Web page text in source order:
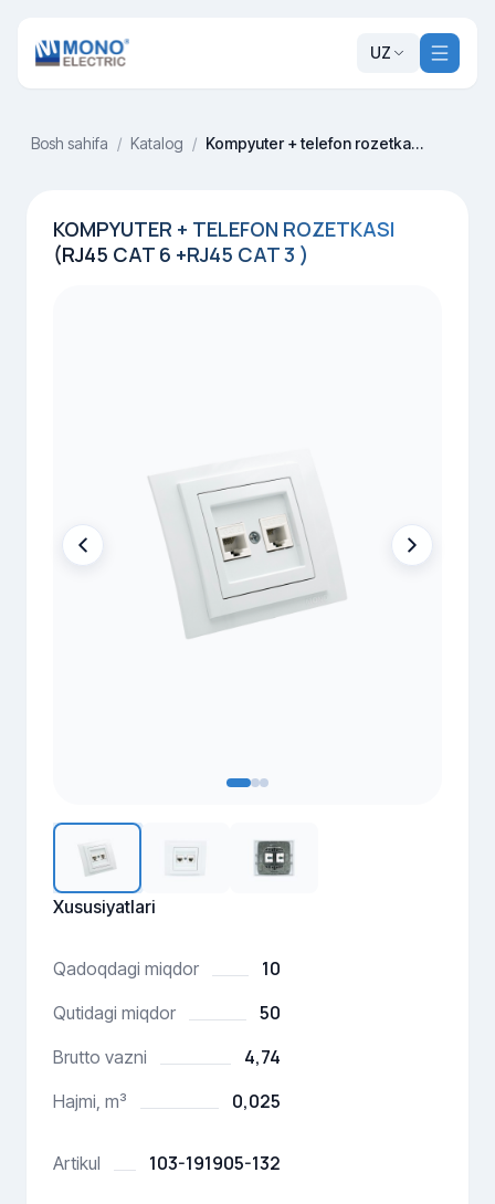
UZ
Bosh sahifa / Katalog / Kompyuter + telefon rozetkasi (Rj45 Cat 6 +Rj45 Cat 3 )
KOMPYUTER + TELEFON ROZETKASI
(RJ45 CAT 6 +RJ45 CAT 3 )
Xususiyatlari
Qadoqdagi miqdor 10
Qutidagi miqdor 50
Brutto vazni 4,74
Hajmi, m³ 0,025
Artikul 103-191905-132